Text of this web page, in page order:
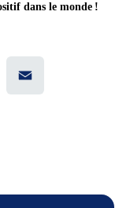
dans le monde !